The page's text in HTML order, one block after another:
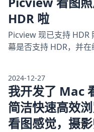
HDR 啦
Picview 现已支持 HDR
幕是否支持 HDR，并在
2024-12-27
我开发了 Mac
简洁快速高效
看图感觉，摄